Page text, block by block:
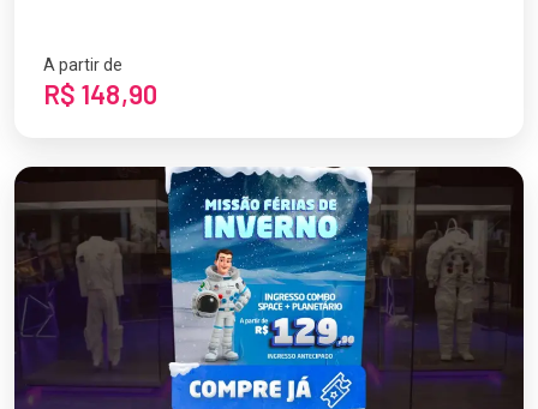
A partir de
R$ 148,90